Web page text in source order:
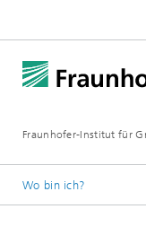
Fraunhofer-Institut für
Wo bin ich?